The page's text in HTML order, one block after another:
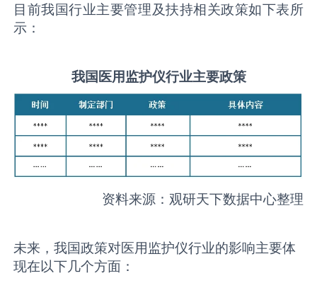
目前我国行业主要管理及扶持相关政策如下表所
示：
我国 医用监护仪行业主要政策
资料来源：观研天下数据中心整理
未来，我国政策对医用监护仪行业的影响主要体
现在以下几个方面：